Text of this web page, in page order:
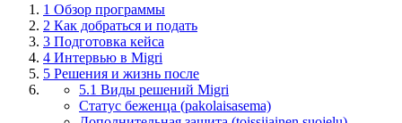
1 Обзор программы
2 Как добраться и подать
3 Подготовка кейса
4 Интервью в Migri
5 Решения и жизнь после
5.1 Виды решений Migri
Статус беженца (pakolaisasema)